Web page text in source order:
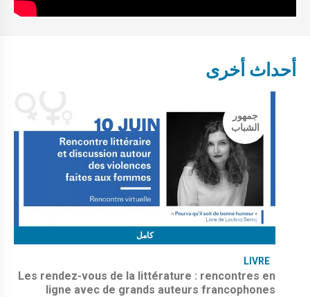
أحداث أخرى
كامل
جمهور
الشباب
LIVRE
Les rendez-vous de la littérature : rencontres en
ligne avec de grands auteurs francophones